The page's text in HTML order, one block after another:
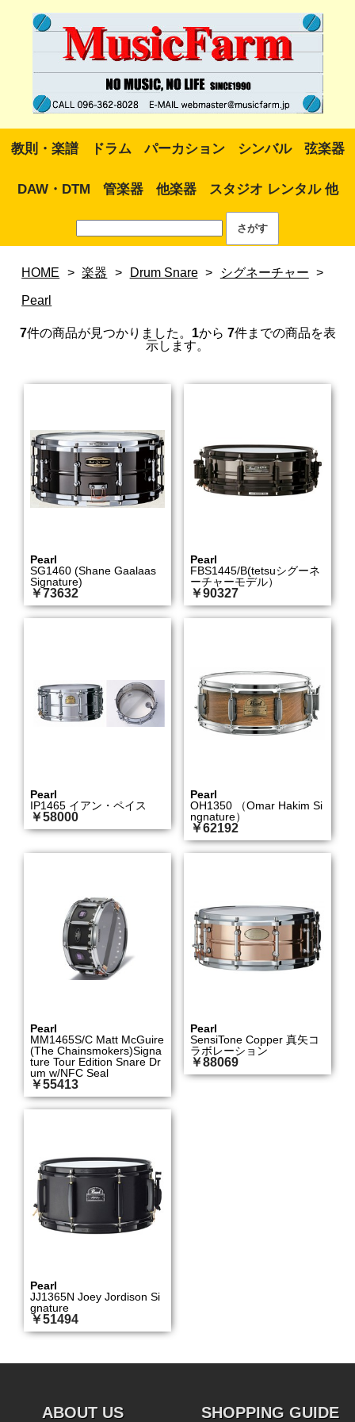
教則・楽譜 ドラム パーカション シンバル 弦楽器
DAW・DTM 管楽器 他楽器 スタジオ レンタル 他
HOME > 楽器 > Drum Snare > シグネーチャー >
Pearl
7件の商品が見つかりました。 1から 7件までの商品を表
示します。
Pearl
SG1460 (Shane Gaalaas
Signature)
￥73632
Pearl
FBS1445/B(tetsuシグーネ
ーチャーモデル）
￥90327
Pearl
IP1465 イアン・ペイス
￥58000
Pearl
OH1350 （Omar Hakim Si
ngnature）
￥62192
Pearl
MM1465S/C Matt McGuire
(The Chainsmokers)Signa
ture Tour Edition Snare Dr
um w/NFC Seal
￥55413
Pearl
SensiTone Copper 真矢コ
ラボレーション
￥88069
Pearl
JJ1365N Joey Jordison Si
gnature
￥51494
ABOUT US SHOPPING GUIDE